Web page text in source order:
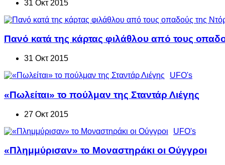
31 Οκτ 2015
Πανό κατά της κάρτας φιλάθλου από τους
31 Οκτ 2015
UFO's
«Πωλείται» το πούλμαν της Σταντάρ Λιέγης
27 Οκτ 2015
UFO's
«Πλημμύρισαν» το Μοναστηράκι οι Ούγγροι